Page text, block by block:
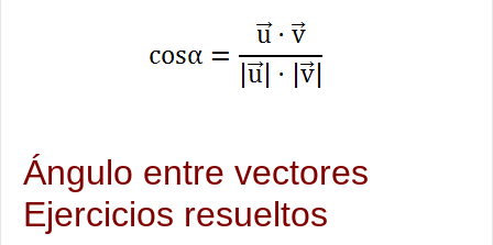
Ángulo entre vectores
Ejercicios resueltos